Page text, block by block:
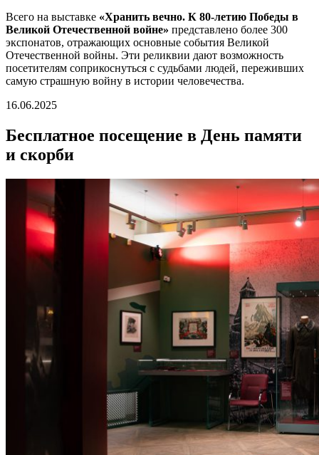
Всего на выставке «Хранить вечно. К 80-летию Победы в
Великой Отечественной войне» представлено более 300
экспонатов, отражающих основные события Великой
Отечественной войны. Эти реликвии дают возможность
посетителям соприкоснуться с судьбами людей, переживших
самую страшную войну в истории человечества.
16.06.2025
Бесплатное посещение в День памяти
и скорби